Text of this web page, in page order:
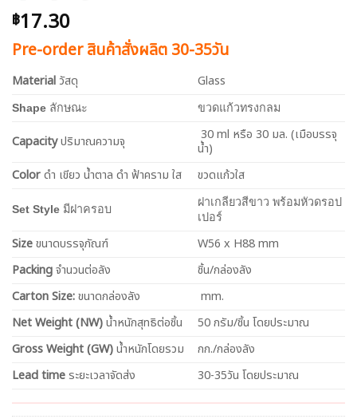
฿17.30
Pre-order สินค้าสั่งผลิต 30-35วัน
Material วัสดุ Glass
Shape ลักษณะ ขวดแก้วทรงกลม
Capacityปริมาณความจุ
30 ml หรือ 30 มล. (เมือบรรจุ
น้ำ)
Colorดำ เขียว น้ำตาล ดำ ฟ้าคราม ใส ขวดแก้วใส
Set Style มีฝาครอบ
ฝาเกลียวสีขาว พร้อมหัวดรอป
เปอร์
Sizeขนาดบรรจุภัณฑ์
W56 x H88 mm
Packingจำนวนต่อลัง
ชิ้น/กล่องลัง
Carton Size:ขนาดกล่องลัง
mm.
NetWeight (NW)น้ำหนักสุทธิต่อชิ้น
50 กรัม/ชิ้น โดยประมาณ
Gross Weight (GW)น้ำหนักโดยรวม
กก./กล่องลัง
Lead time ระยะเวลาจัดส่ง 30-35วัน โดยประมาณ